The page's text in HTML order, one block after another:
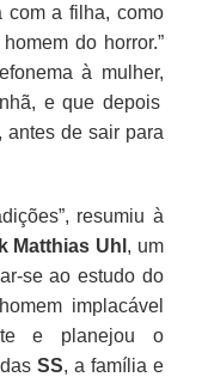
a filha, como
do horror.”
à mulher,
e que depois
antes de sair para
resumiu à
Matthias Uhl , um
se ao estudo do
implacável
e planejou o
dasSS, a família e